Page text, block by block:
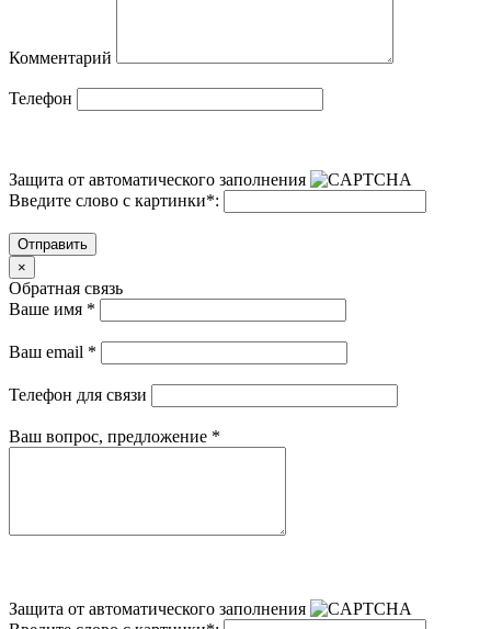
Комментарий
Телефон
Защита от автоматического заполнения
Введите слово с картинки*:
Отправить
×
Обратная связь
Ваше имя *
Ваш email *
Телефон для связи
Ваш вопрос, предложение *
Защита от автоматического заполнения